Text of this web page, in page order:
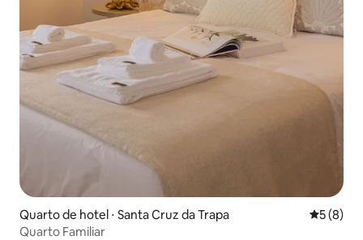
Quarto de hotel ⋅ Santa Cruz da Trapa 5 de
5 (8)
Quarto Familiar